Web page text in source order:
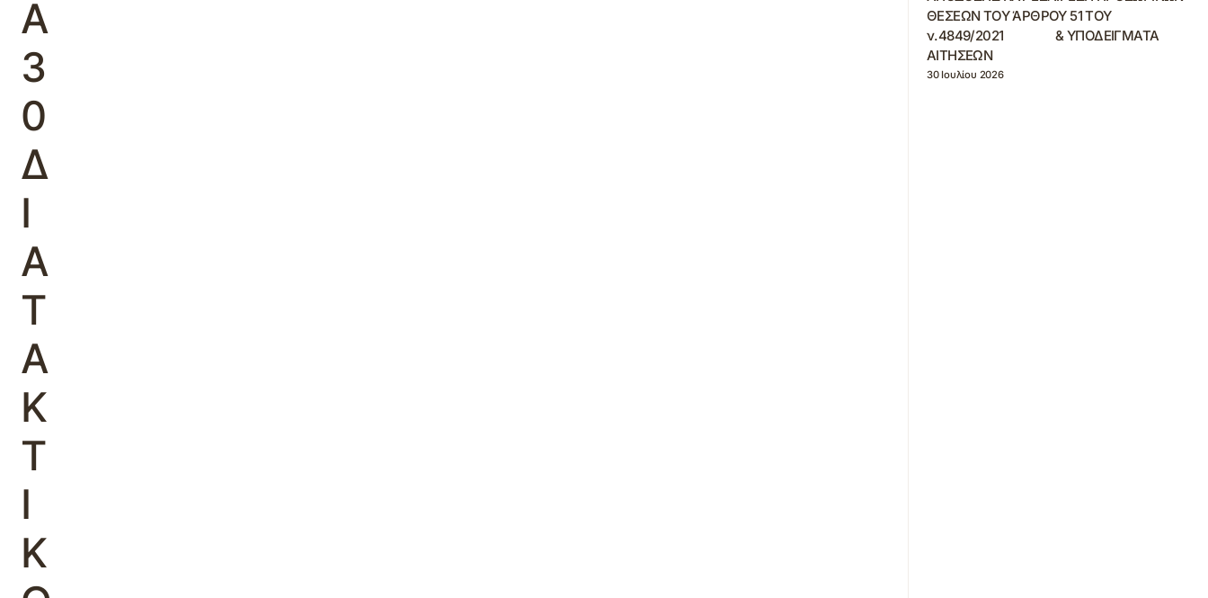
Α
3
0
Δ
Ι
Α
Τ
Α
Κ
Τ
Ι
Κ
ΘΕΣΕΩΝ ΤΟΥ ΆΡΘΡΟΥ 51 ΤΟΥ
ν.4849/2021 & ΥΠΟΔΕΙΓΜΑΤΑ
ΑΙΤΗΣΕΩΝ
30 Ιουλίου 2026